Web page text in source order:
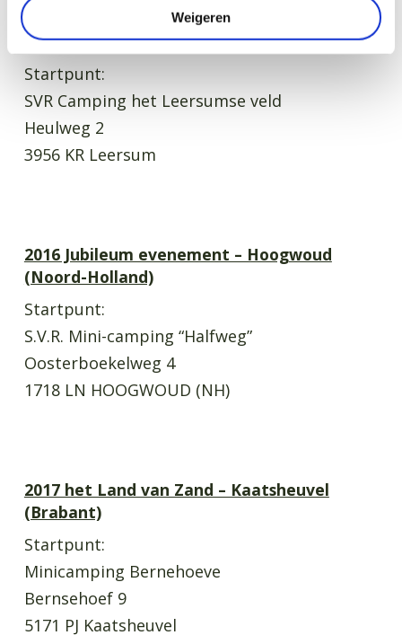
Weigeren
2016 het Heuvelrug evenement – Leersum
(Utrecht)
Startpunt:
SVR Camping het Leersumse veld
Heulweg 2
3956 KR Leersum
2016 Jubileum evenement – Hoogwoud
(Noord-Holland)
Startpunt:
S.V.R. Mini-camping “Halfweg”
Oosterboekelweg 4
1718 LN HOOGWOUD (NH)
2017 het Land van Zand – Kaatsheuvel
(Brabant)
Startpunt:
Minicamping Bernehoeve
Bernsehoef 9
5171 PJ Kaatsheuvel